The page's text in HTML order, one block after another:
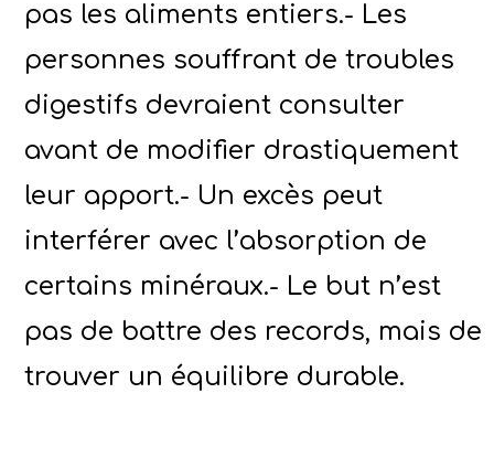
pas les aliments entiers.- Les
personnes souffrant de troubles
digestifs devraient consulter
avant de modifier drastiquement
leur apport.- Un excès peut
interférer avec l’absorption de
certains minéraux.- Le but n’est
pas de battre des records, mais de
trouver un équilibre durable.